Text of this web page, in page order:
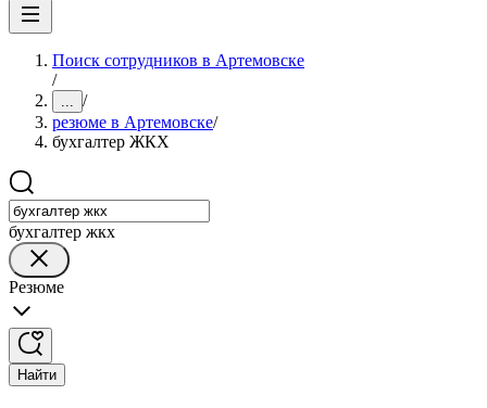
Поиск сотрудников в Артемовске
/
... /
резюме в Артемовске/
бухгалтер ЖКХ
бухгалтер жкх
Резюме
Найти